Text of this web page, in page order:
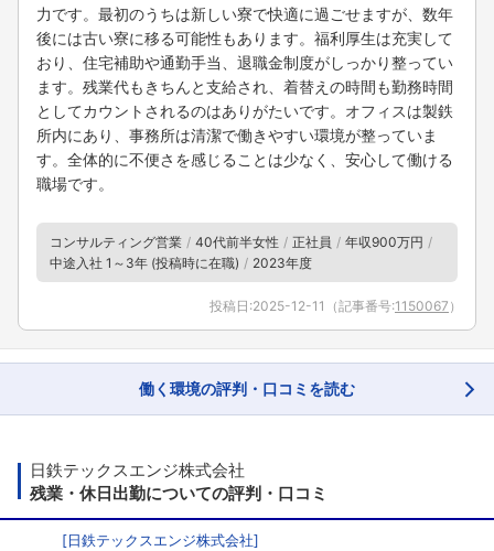
力です。最初のうちは新しい寮で快適に過ごせますが、数年
後には古い寮に移る可能性もあります。福利厚生は充実して
おり、住宅補助や通勤手当、退職金制度がしっかり整ってい
ます。残業代もきちんと支給され、着替えの時間も勤務時間
としてカウントされるのはありがたいです。オフィスは製鉄
所内にあり、事務所は清潔で働きやすい環境が整っていま
す。全体的に不便さを感じることは少なく、安心して働ける
職場です。
コンサルティング営業 40代前半女性 正社員
年収900万円
中途入社 1～3年 (投稿時に在職)
2023年度
投稿日:2025-12-11 （記事番号:1150067 ）
働く環境の評判・口コミを読む
日鉄テックスエンジ株式会社
残業・休日出勤についての評判・口コミ
[日鉄テックスエンジ株式会社]